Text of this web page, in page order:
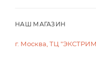
НАШ МАГАЗИН
г. Москва, ТЦ